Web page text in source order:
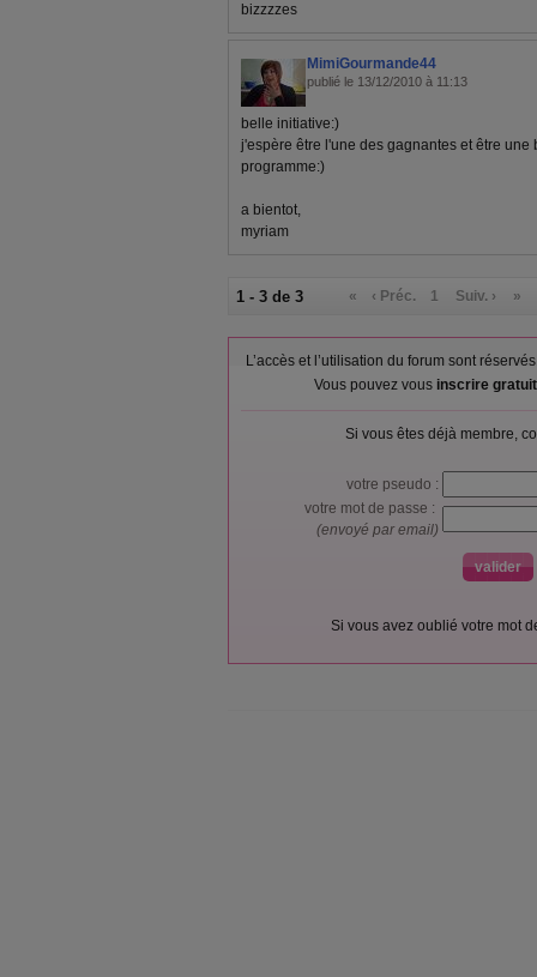
bizzzzes
MimiGourmande44
publié le 13/12/2010 à 11:13
belle initiative:)
j'espère être l'une des gagnantes et être une
programme:)
a bientot,
myriam
1 - 3 de 3 « ‹ Préc. 1 Suiv. › »
L’accès et l’utilisation du forum sont
Vous pouvez vous inscrire
Si vous êtes déjà membre,
votre pseudo :
votre mot de passe :
(envoyé par email)
Si vous avez oublié votre mot